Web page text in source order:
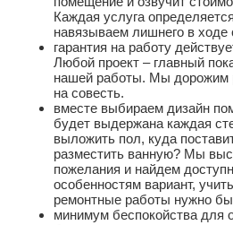
Каждая услуга
навязываем лишнего в ходе
гарантия на работу
Любой проект – главный
нашей работы. Мы дорожим
на совесть.
вместе выбираем дизайн
будет выдержана каждая
выложить пол, куда
разместить ванную? Мы
пожелания и найдем
особенностям вариант,
ремонтные работы нужно
минимум беспокойства